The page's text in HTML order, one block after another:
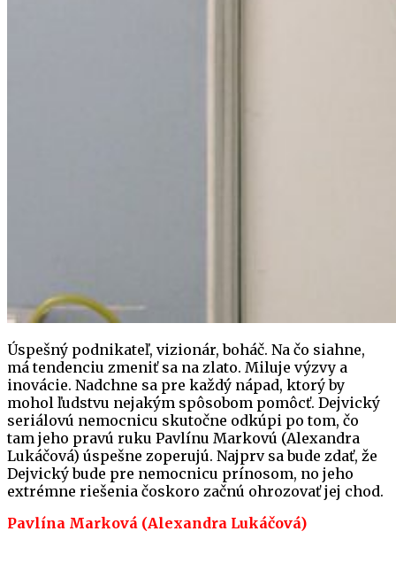
Úspešný podnikateľ, vizionár, boháč. Na čo siahne,
má tendenciu zmeniť sa na zlato. Miluje výzvy a
inovácie. Nadchne sa pre každý nápad, ktorý by
mohol ľudstvu nejakým spôsobom pomôcť. Dejvický
seriálovú nemocnicu skutočne odkúpi po tom, čo
tam jeho pravú ruku Pavlínu Markovú (Alexandra
Lukáčová) úspešne zoperujú. Najprv sa bude zdať, že
Dejvický bude pre nemocnicu prínosom, no jeho
extrémne riešenia čoskoro začnú ohrozovať jej chod.
Pavlína Marková (Alexandra Lukáčová)